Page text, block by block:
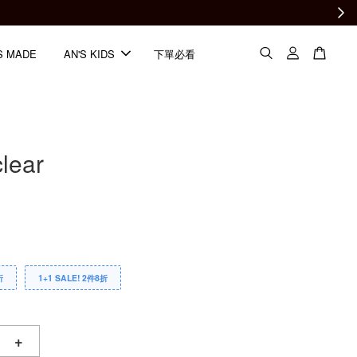
MADE AN'S KIDS 下單必看
1+1 SALE! 2件8折
+